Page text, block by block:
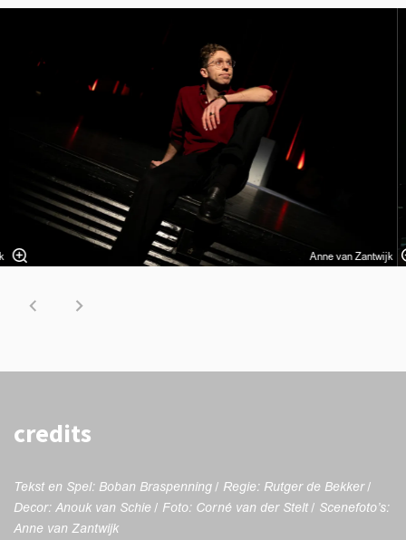
Anne van Zantwijk
credits
Tekst en Spel: Boban Braspenning / Regie: Rutger de Bekker /
Decor: Anouk van Schie / Foto: Corné van der Stelt / Scenefoto’s:
Anne van Zantwijk